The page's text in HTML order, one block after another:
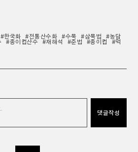
#한국화 #전통산수화 #수묵 #삼묵법
#농담
#종이컵산수 #재해석 #준법 #종이컵
#먹